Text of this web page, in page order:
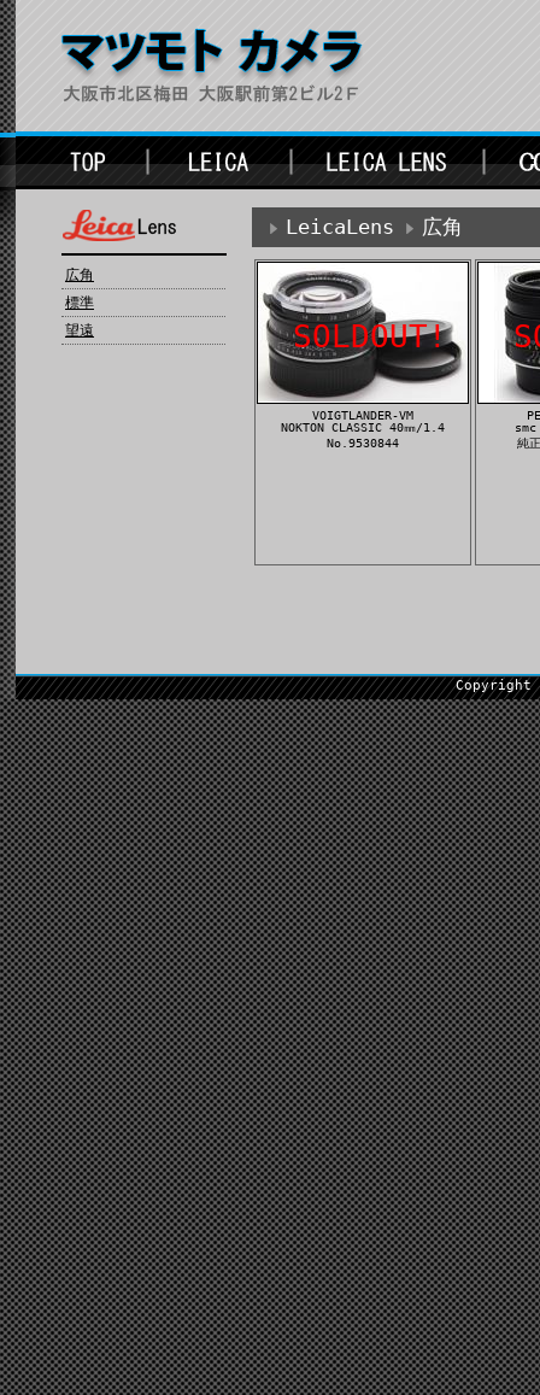
広角
標準
望遠
LeicaLens 広角
SOLDOUT!
VOIGTLANDER-VM
NOKTON CLASSIC 40㎜/1.4
No.9530844
純
Copyright